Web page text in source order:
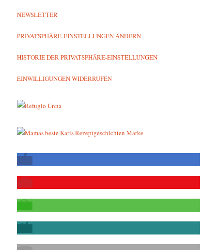
NEWSLETTER
PRIVATSPHÄRE-EINSTELLUNGEN ÄNDERN
HISTORIE DER PRIVATSPHÄRE-EINSTELLUNGEN
EINWILLIGUNGEN WIDERRUFEN